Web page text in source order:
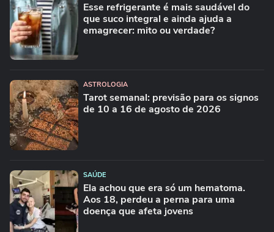
Esse refrigerante é mais saudável do
que suco integral e ainda ajuda a
emagrecer: mito ou verdade?
ASTROLOGIA
Tarot semanal: previsão para os signos
de 10 a 16 de agosto de 2026
SAÚDE
Ela achou que era só um hematoma.
Aos 18, perdeu a perna para uma
doença que afeta jovens